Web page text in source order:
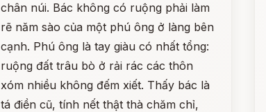
chân núi. Bác không có ruộng phải làm
rẽ năm sào của một phú ông ở làng bên
cạnh. Phú ông là tay giàu có nhất tổng:
ruộng đất trâu bò ở rải rác các thôn
xóm nhiều không đếm xiết. Thấy bác là
tá điền cũ, tính nết thật thà chăm chỉ,